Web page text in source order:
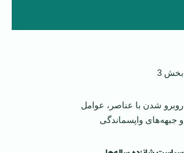
بخش 3
روبرو شدن با عناصر، عوامل
و جبهه‌های واپسماندگی